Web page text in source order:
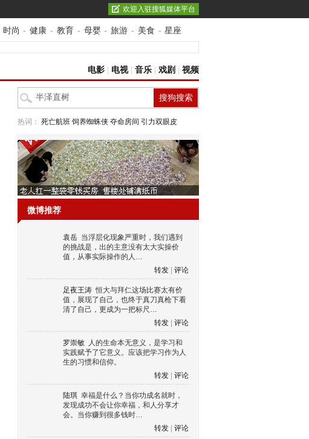
欢迎入驻搜狐媒体平台
时尚 - 健康 - 教育 - 母婴 - 旅游 - 美食 - 星座
电影 电视| 音乐 戏剧 视频
热词： 死亡航班 饲养蜘蛛侠 夺命房间 引力双眼皮
微博推荐
袁岳 当浮层化现象严重时，我们遇到
的挑战是，出的主意没有太大实操价
值，从事实际操作的人…
转发
评论
足夜王涛 恒大与拜仁这场比赛太有价
值，展现了自己，也终于真刀真枪下看
清了自己，更成为一把标尺…
转发
评论
罗崇敏 人的生命本无意义，是学习和
实践赋予了它意义。应该把学习作为人
生的习惯和信仰。
转发
评论
陆琪 幸福是什么？当你功成名就时，
发现成功不会让你幸福，和人分享才
会。当你赚到很多钱时…
转发
评论